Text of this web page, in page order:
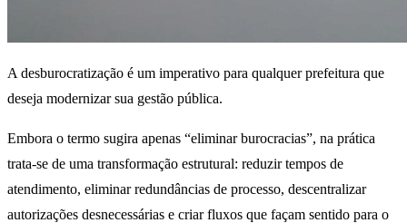
A desburocratização é um imperativo para qualquer prefeitura que
deseja modernizar sua gestão pública.
Embora o termo sugira apenas “eliminar burocracias”, na prática
trata-se de uma transformação estrutural: reduzir tempos de
atendimento, eliminar redundâncias de processo, descentralizar
autorizações desnecessárias e criar fluxos que façam sentido para o